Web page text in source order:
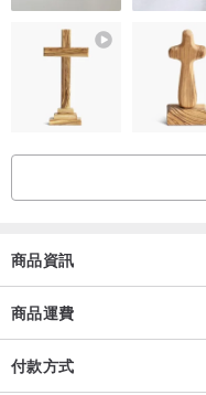
商品資訊
商品運費
付款方式